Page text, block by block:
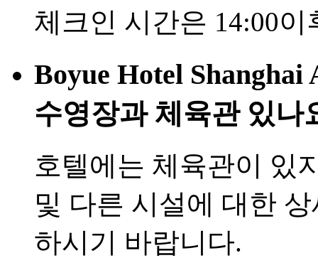
체크인 시간은 14:00
Boyue Hotel
수영장과 체육관 있나
호텔에는 체육관이 있
및 다른 시설에 대한
하시기 바랍니다.